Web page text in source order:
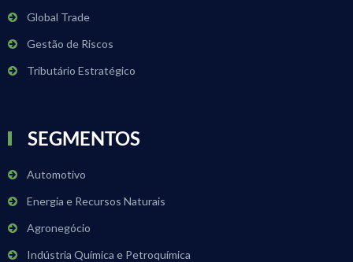
Global Trade
Gestão de Riscos
Tributário Estratégico
SEGMENTOS
Automotivo
Energia e Recursos Naturais
Agronegócio
Indústria Química e Petroquímica